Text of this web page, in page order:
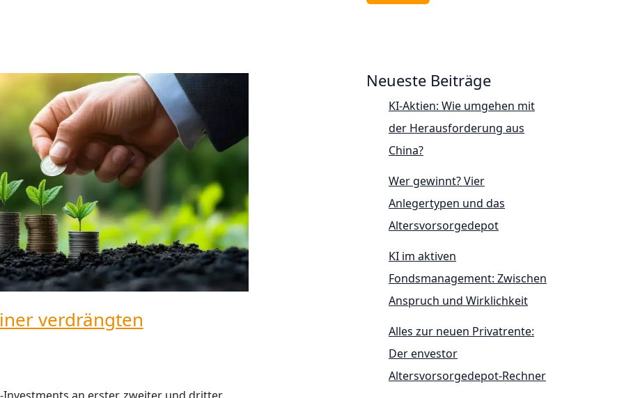
verdrängten
Neueste Beiträge
KI-Aktien: Wie umgehen mit
der Herausforderung aus
China?
Wer gewinnt? Vier
Anlegertypen und das
Altersvorsorgedepot
KI im aktiven
Fondsmanagement: Zwischen
Anspruch und Wirklichkeit
Alles zur neuen Privatrente:
Der envestor
Altersvorsorgedepot-Rechner